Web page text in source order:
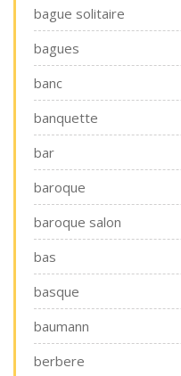
bague solitaire
bagues
banc
banquette
bar
baroque
baroque salon
bas
basque
baumann
berbere